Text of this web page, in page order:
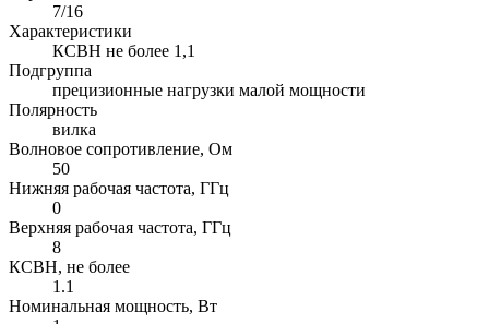
7/16
Характеристики
КСВН не более 1,1
Подгруппа
прецизионные нагрузки малой мощности
Полярность
вилка
Волновое сопротивление, Ом
50
Нижняя рабочая частота, ГГц
0
Верхняя рабочая частота, ГГц
8
КСВН, не более
1.1
Номинальная мощность, Вт